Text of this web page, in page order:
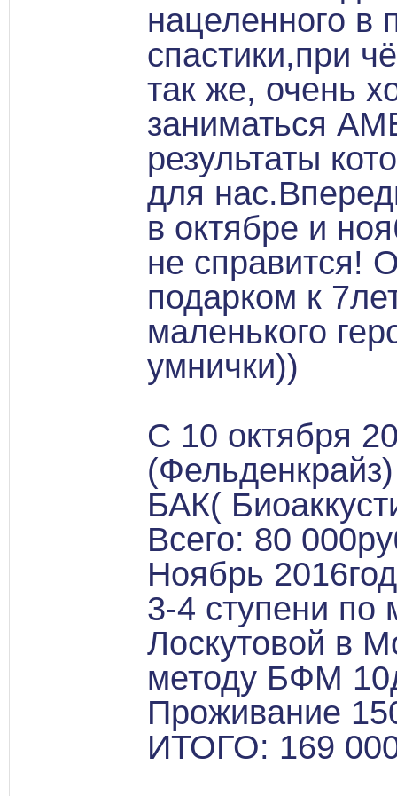
нацеленного в
спастики,при
так же, очень
заниматься
результаты
для
в октябре и
не справится!
подарком к
маленького
умнички))
С 10 октября
БАК(
Всего: 80
Ноябрь
3-4 ступени
Лоскутовой в
методу БФМ
Проживание
ИТОГО: 169